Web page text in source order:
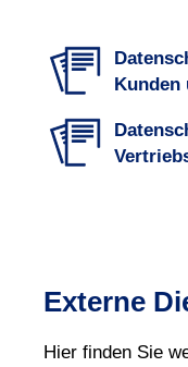
Kunden
Externe
Hier finden Sie